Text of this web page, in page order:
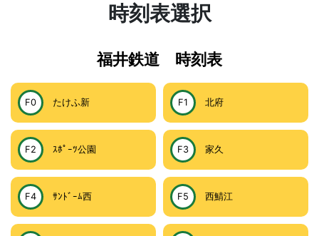
時刻表選択
福井鉄道 時刻表
F0 たけふ新 F1 北府
F2 ｽﾎﾟｰﾂ公園 F3 家久
F4 ｻﾝﾄﾞｰﾑ西 F5 西鯖江